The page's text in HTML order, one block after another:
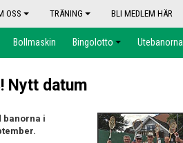
OSS TRÄNING BLI MEDLEM HÄR
Bollmaskin Bingolotto Utebanorna
Nytt datum
banorna i